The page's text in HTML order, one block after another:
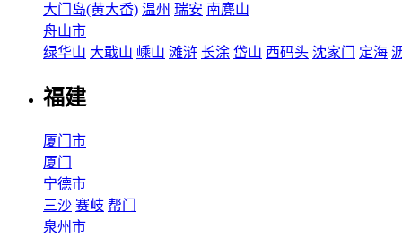
大门岛(黄大岙) 温州 瑞安 南麂山
舟山市
绿华山 大戢山 嵊山 滩浒 长涂 岱山 西码头 沈家门 定海
福建
厦门市
厦门
宁德市
三沙 赛岐 帮门
泉州市